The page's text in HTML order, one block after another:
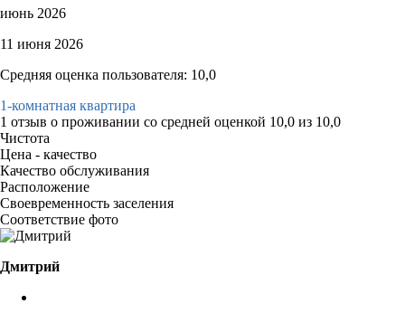
июнь 2026
11 июня 2026
Средняя оценка пользователя: 10,0
1-комнатная квартира
1 отзыв о проживании со средней оценкой 10,0 из 10,0
Чистота
Цена - качество
Качество обслуживания
Расположение
Своевременность заселения
Соответствие фото
Дмитрий